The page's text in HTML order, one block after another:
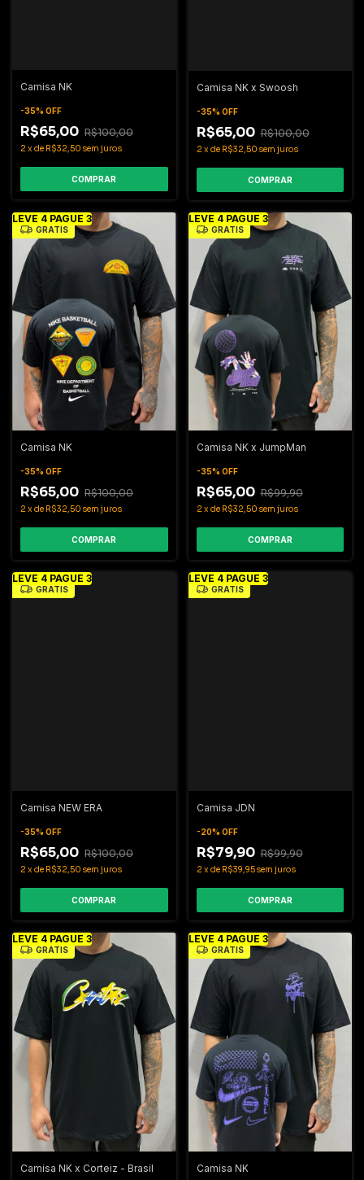
Camisa NK
-35% OFF
R$65,00 R$100,00
2 xde R$32,50 sem juros
COMPRAR
Camisa NK x Swoosh
-35% OFF
R$65,00 R$100,00
2 x de R$32,50 sem juros
COMPRAR
LEVE 4 PAGUE 3
GRÁTIS
Camisa NK
-35% OFF
R$65,00 R$100,00
2 xde R$32,50 sem juros
COMPRAR
LEVE 4 PAGUE 3
GRÁTIS
Camisa NK x JumpMan
-35% OFF
R$65,00 R$99,90
2 xde R$32,50 sem juros
COMPRAR
LEVE 4 PAGUE 3
GRÁTIS
Camisa NEW ERA
-35% OFF
R$65,00 R$100,00
2 xde R$32,50 sem juros
COMPRAR
LEVE 4 PAGUE 3
GRÁTIS
Camisa JDN
-20% OFF
R$79,90 R$99,90
2 xde R$39,95sem juros
COMPRAR
LEVE 4 PAGUE 3
GRÁTIS
Camisa NK x Corteiz - Brasil
LEVE 4 PAGUE 3
GRÁTIS
Camisa NK